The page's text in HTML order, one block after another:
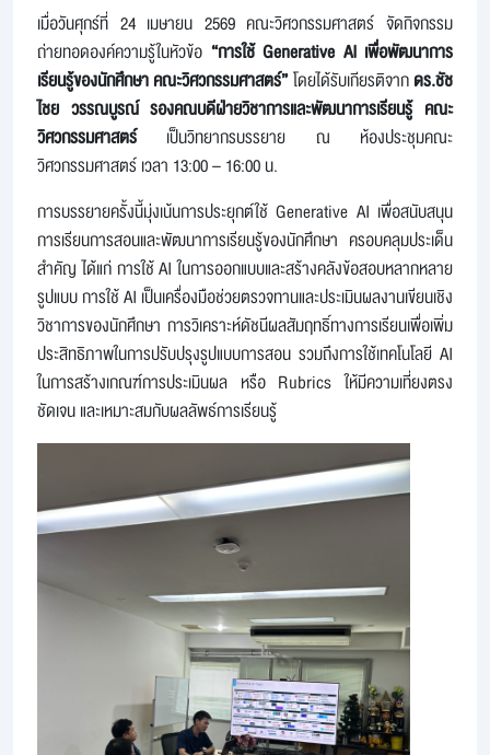
เมื่อวันศุกร์ที่ 24 เมษายน 2569 คณะวิศวกรรมศาสตร์ จัดกิจกรรม
ถ่ายทอดองค์ความรู้ในหัวข้อ “การใช้ Generative AI เพื่อพัฒนาการ
เรียนรู้ของนักศึกษา คณะวิศวกรรมศาสตร์”โดยได้รับเกียรติจากดร.ชัช
ไชย วรรณบูรณ์ รองคณบดีฝ่ายวิชาการและพัฒนาการเรียนรู้ คณะ
วิศวกรรมศาสตร์เป็นวิทยากรบรรยาย ณ ห้องประชุมคณะ
วิศวกรรมศาสตร์ เวลา 13:00 – 16:00 น.
การบรรยายครั้งนี้มุ่งเน้นการประยุกต์ใช้ Generative AI เพื่อสนับสนุน
การเรียนการสอนและพัฒนาการเรียนรู้ของนักศึกษา ครอบคลุมประเด็น
สำคัญ ได้แก่ การใช้ AI ในการออกแบบและสร้างคลังข้อสอบหลากหลาย
รูปแบบ การใช้ AI เป็นเครื่องมือช่วยตรวจทานและประเมินผลงานเขียนเชิง
วิชาการของนักศึกษา การวิเคราะห์ดัชนีผลสัมฤทธิ์ทางการเรียนเพื่อเพิ่ม
ประสิทธิภาพในการปรับปรุงรูปแบบการสอน รวมถึงการใช้เทคโนโลยี AI
ในการสร้างเกณฑ์การประเมินผล หรือ Rubrics ให้มีความเที่ยงตรง
ชัดเจน และเหมาะสมกับผลลัพธ์การเรียนรู้